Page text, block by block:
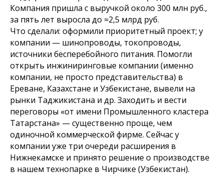
Компания пришла с выручкой около 300 млн руб.,
за пять лет выросла до ≈2,5 млрд руб.
Что сделали: оформили приоритетный проект; у
компании — шинопроводы, токопроводы,
источники бесперебойного питания. Помогли
открыть инжиниринговые компании (именно
компании, не просто представительства) в
Ереване, Казахстане и Узбекистане, вывели на
рынки Таджикистана и др. Заходить и вести
переговоры «от имени Промышленного кластера
Татарстана» — существенно проще, чем
одиночной коммерческой фирме. Сейчас у
компании уже три очереди расширения в
Нижнекамске и принято решение о производстве
в нашем технопарке в Чирчике (Узбекистан).